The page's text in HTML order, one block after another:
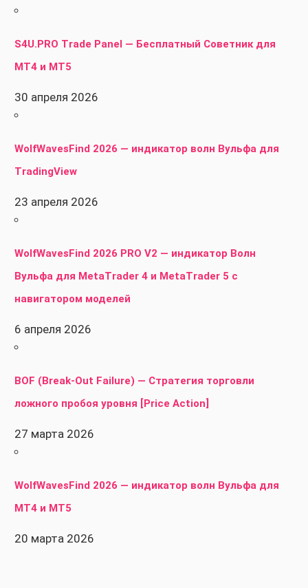
S4U.PRO Trade Panel — Бесплатный Советник для
MT4 и MT5
30 апреля 2026
WolfWavesFind 2026 — индикатор волн Вульфа для
TradingView
23 апреля 2026
WolfWavesFind 2026 PRO V2 — индикатор Волн
Вульфа для MetaTrader 4 и MetaTrader 5 с
навигатором моделей
6 апреля 2026
BOF (Break-Out Failure) — Стратегия торговли
ложного пробоя уровня [Price Action]
27 марта 2026
WolfWavesFind 2026 — индикатор волн Вульфа для
MT4 и MT5
20 марта 2026